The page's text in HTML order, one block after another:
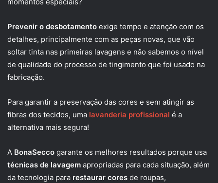
Prevenir o desbotamento exige tempo e atenção com os
detalhes, principalmente com as peças novas, que vão
soltar tinta nas primeiras lavagens e não sabemos o nível
de qualidade do processo de tingimento que foi usado na
fabricação.
Para garantir a preservação das cores e sem atingir as
fibras dos tecidos, uma lavanderia profissional é a
alternativa mais segura!
A BonaSecco garante os melhores resultados porque usa
técnicas de lavagem apropriadas para cada situação, além
da tecnologia para restaurar cores de roupas,